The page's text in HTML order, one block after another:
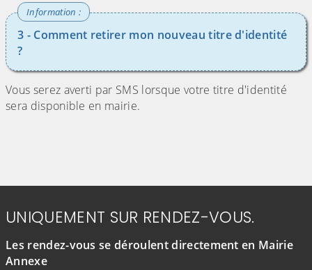
3 - Comment retirer mon nouveau titre d'identité
?
Vous serez averti par SMS lorsque votre titre d'identité
sera disponible en mairie.
UNIQUEMENT SUR RENDEZ-VOUS.
Les rendez-vous se déroulent directement en Mairie
Annexe